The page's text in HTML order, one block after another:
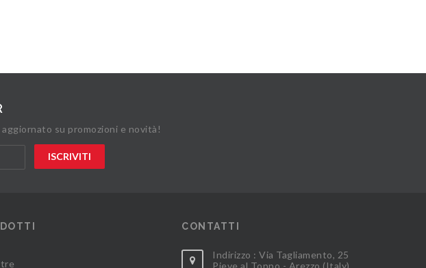
su promozioni e novità!
CONTATTI
Indirizzo : Via Tagliamento, 25
Pieve al Toppo - Arezzo (Italy)